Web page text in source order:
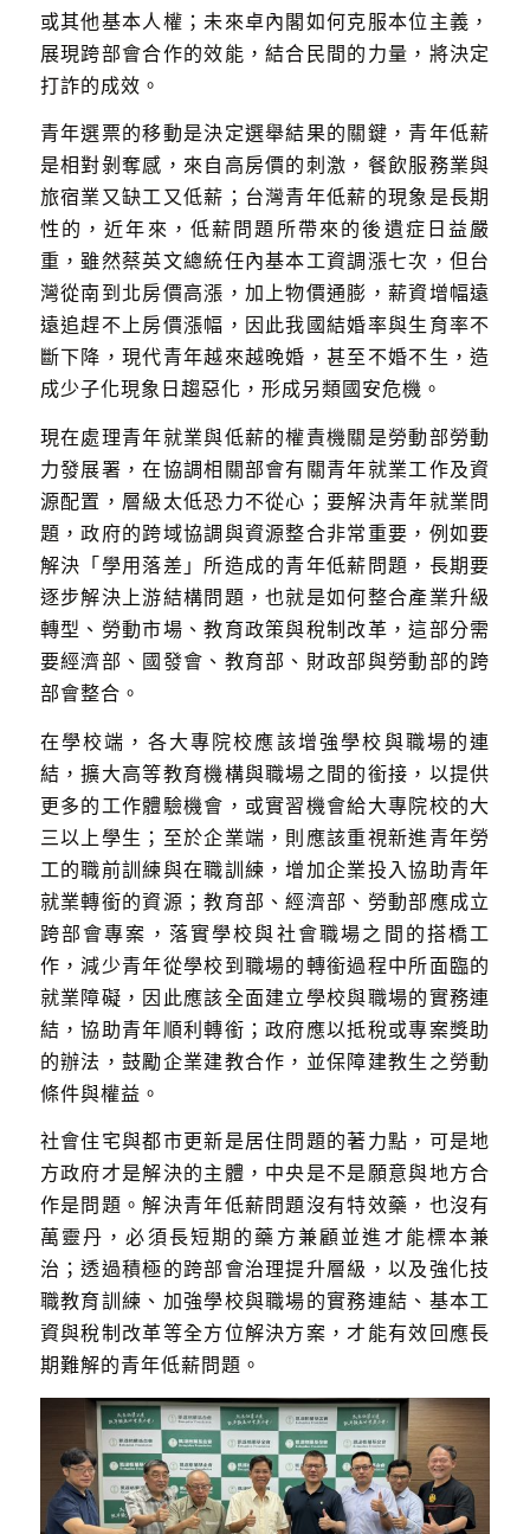
或其他基本人權；未來卓內閣如何克服本位主義，
展現跨部會合作的效能，結合民間的力量，將決定
打詐的成效。
青年選票的移動是決定選舉結果的關鍵，青年低薪
是相對剝奪感，來自高房價的刺激，餐飲服務業與
旅宿業又缺工又低薪；台灣青年低薪的現象是長期
性的，近年來，低薪問題所帶來的後遺症日益嚴
重，雖然蔡英文總統任內基本工資調漲七次，但台
灣從南到北房價高漲，加上物價通膨，薪資增幅遠
遠追趕不上房價漲幅，因此我國結婚率與生育率不
斷下降，現代青年越來越晚婚，甚至不婚不生，造
成少子化現象日趨惡化，形成另類國安危機。
現在處理青年就業與低薪的權責機關是勞動部勞動
力發展署，在協調相關部會有關青年就業工作及資
源配置，層級太低恐力不從心；要解決青年就業問
題，政府的跨域協調與資源整合非常重要，例如要
解決「學用落差」所造成的青年低薪問題，長期要
逐步解決上游結構問題，也就是如何整合產業升級
轉型、勞動市場、教育政策與稅制改革，這部分需
要經濟部、國發會、教育部、財政部與勞動部的跨
部會整合。
在學校端，各大專院校應該增強學校與職場的連
結，擴大高等教育機構與職場之間的銜接，以提供
更多的工作體驗機會，或實習機會給大專院校的大
三以上學生；至於企業端，則應該重視新進青年勞
工的職前訓練與在職訓練，增加企業投入協助青年
就業轉銜的資源；教育部、經濟部、勞動部應成立
跨部會專案，落實學校與社會職場之間的搭橋工
作，減少青年從學校到職場的轉銜過程中所面臨的
就業障礙，因此應該全面建立學校與職場的實務連
結，協助青年順利轉銜；政府應以抵稅或專案獎助
的辦法，鼓勵企業建教合作，並保障建教生之勞動
條件與權益。
社會住宅與都市更新是居住問題的著力點，可是地
方政府才是解決的主體，中央是不是願意與地方合
作是問題。解決青年低薪問題沒有特效藥，也沒有
萬靈丹，必須長短期的藥方兼顧並進才能標本兼
治；透過積極的跨部會治理提升層級，以及強化技
職教育訓練、加強學校與職場的實務連結、基本工
資與稅制改革等全方位解決方案，才能有效回應長
期難解的青年低薪問題。